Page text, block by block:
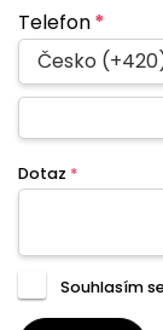
Telefon*
Česko
Dotaz *
Souhlasím